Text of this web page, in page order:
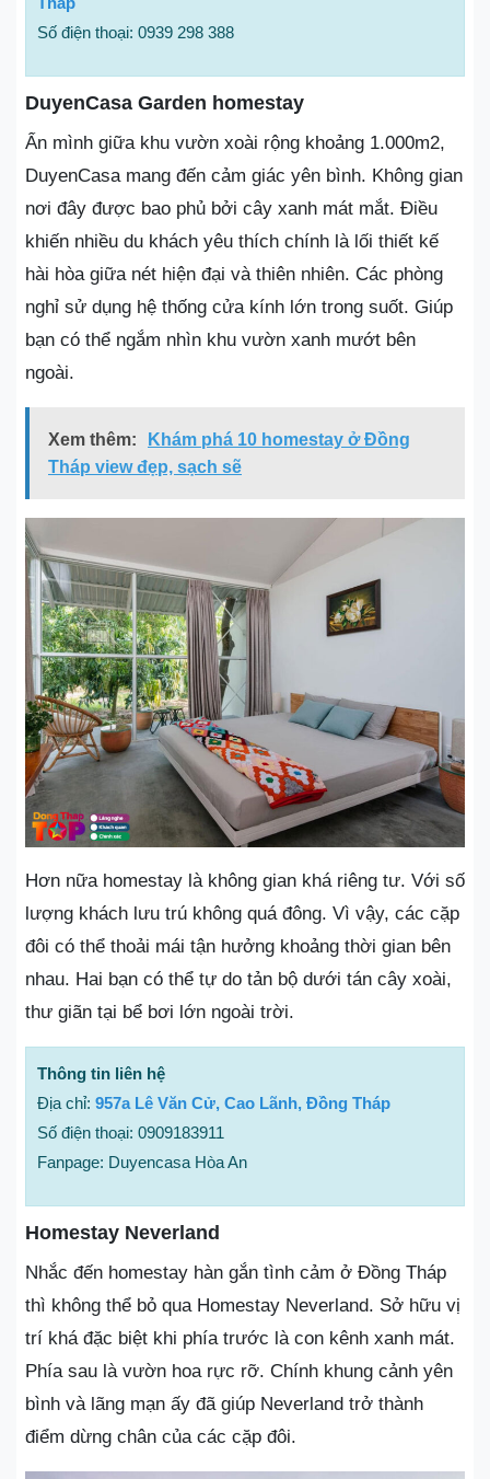
Số điện thoại: 0939 298 388
DuyenCasa Garden homestay
Ẩn mình giữa khu vườn xoài rộng khoảng 1.000m2,
DuyenCasa mang đến cảm giác yên bình. Không gian
nơi đây được bao phủ bởi cây xanh mát mắt. Điều
khiến nhiều du khách yêu thích chính là lối thiết kế
hài hòa giữa nét hiện đại và thiên nhiên. Các phòng
nghỉ sử dụng hệ thống cửa kính lớn trong suốt. Giúp
bạn có thể ngắm nhìn khu vườn xanh mướt bên
ngoài.
Xem thêm:
Khám phá 10 homestay ở Đồng
Tháp view đẹp, sạch sẽ
Hơn nữa homestay là không gian khá riêng tư. Với số
lượng khách lưu trú không quá đông. Vì vậy, các cặp
đôi có thể thoải mái tận hưởng khoảng thời gian bên
nhau. Hai bạn có thể tự do tản bộ dưới tán cây xoài,
thư giãn tại bể bơi lớn ngoài trời.
Thông tin liên hệ
Địa chỉ: 957a Lê Văn Cử, Cao Lãnh, Đồng Tháp
Số điện thoại: 0909183911
Fanpage: Duyencasa Hòa An
Homestay Neverland
Nhắc đến homestay hàn gắn tình cảm ở Đồng Tháp
thì không thể bỏ qua Homestay Neverland. Sở hữu vị
trí khá đặc biệt khi phía trước là con kênh xanh mát.
Phía sau là vườn hoa rực rỡ. Chính khung cảnh yên
bình và lãng mạn ấy đã giúp Neverland trở thành
điểm dừng chân của các cặp đôi.